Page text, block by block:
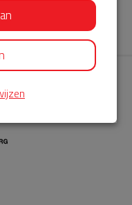
Philips AED’s.